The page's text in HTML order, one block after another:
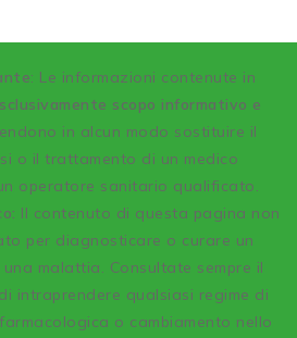
: Le informazioni contenute in
scopo informativo e
in alcun modo sostituire il
o il trattamento di un medico
operatore sanitario qualificato.
Il contenuto di questa pagina non
per diagnosticare o curare un
malattia. Consultate sempre il
intraprendere qualsiasi regime di
o cambiamento nello